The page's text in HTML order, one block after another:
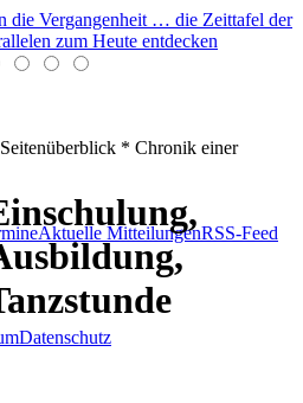
die Vergangenheit … die Zeittafel der
zum Heute entdecken
* Chronik einer
Aktuelle MitteilungenRSS-Feed
Datenschutz